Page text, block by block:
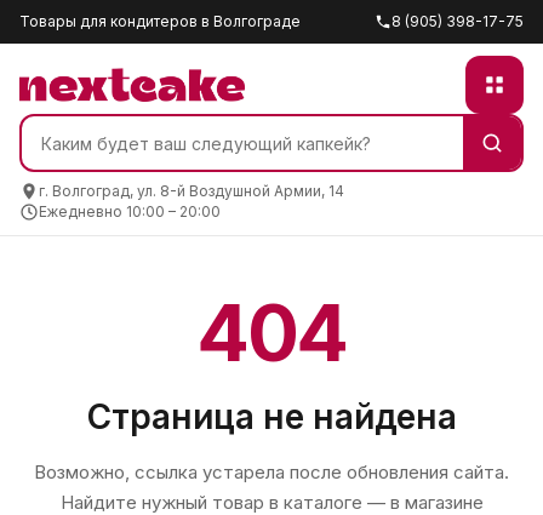
Товары для кондитеров в Волгограде 8 (905) 398-17-75
г. Волгоград, ул. 8-й Воздушной Армии, 14
Ежедневно 10:00 – 20:00
404
Страница не найдена
Возможно, ссылка устарела после обновления сайта.
Найдите нужный товар в каталоге — в магазине